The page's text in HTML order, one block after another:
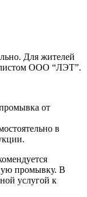
Для жителей
ООО “ЛЭТ”.
от
в
промывку. В
услугой к